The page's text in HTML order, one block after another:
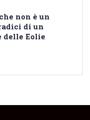
non è un
di un
delle Eolie